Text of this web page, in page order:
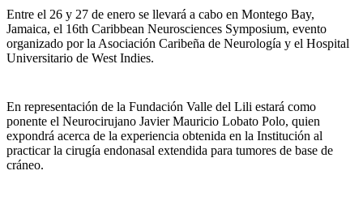
Entre el 26 y 27 de enero se llevará a cabo en Montego Bay,
Jamaica, el 16th Caribbean Neurosciences Symposium, evento
organizado por la Asociación Caribeña de Neurología y el Hospital
Universitario de West Indies.
En representación de la Fundación Valle del Lili estará como
ponente el Neurocirujano Javier Mauricio Lobato Polo, quien
expondrá acerca de la experiencia obtenida en la Institución al
practicar la cirugía endonasal extendida para tumores de base de
cráneo.